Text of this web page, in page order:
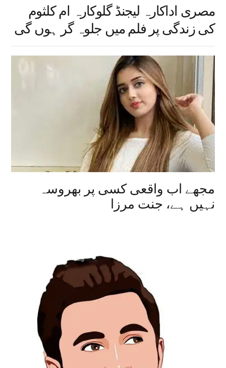
مصری اداکارہ لیجنڈ گلوکارہ ام کلثوم
کی زندگی پر فلم میں جلوہ گر ہوں گی
مجھے اب واقعی کسی پر بھروسہ
نہیں ہے، جنت مرزا